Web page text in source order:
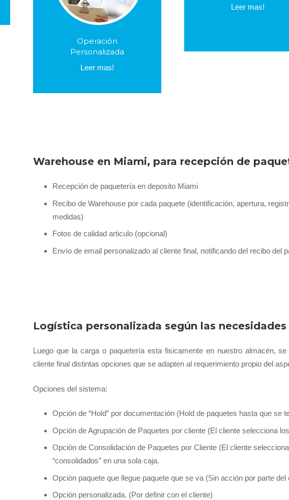
Operación
Personalizada
Leer mas!
. Agrupación y
consolidación de paquetes
Leer mas!
. Pick up en warehouse
Warehouse en Miami, para recepción de
Recepción de paquetería en deposito Miami
Recibo de Warehouse por cada paquete (identificación, apertura,
medidas)
Fotos de calidad articulo (opcional)
Envío de email personalizado al cliente final, notificando del recibo del
Logística personalizada según las
Luego que la carga o paquetería esta fisicamente en nuestro almacén,
cliente final distintas opciones que se adapten al requerimiento propio del
Opciones del sistema:
Opción de “Hold” por documentación (Hold de paquetes hasta que se
Opción de Agrupación de Paquetes por cliente (El cliente selecciona
Opción de Consolidación de Paquetes por Cliente (El cliente
“consolidados” en una sola caja.
Opción paquete que llegue paquete que se va (Sin acción por parte del
Opción personalizada. (Por definir con el cliente)